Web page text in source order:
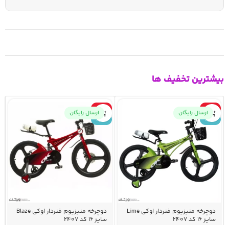
بیشترین تخفیف ها
-10%
جدید
ارسال رایگان
دوچرخه منیزیوم فنردار اوکی Lime
سایز 16 کد 2407
-10%
جدید
ارسال رایگان
دوچرخه منیزیوم فنردار اوکی Blaze
سایز 16 کد 2407